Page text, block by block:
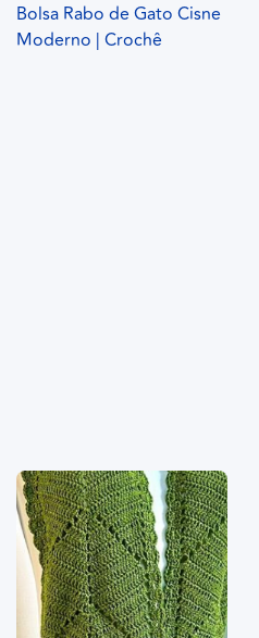
Bolsa Rabo de Gato Cisne
Moderno | Crochê